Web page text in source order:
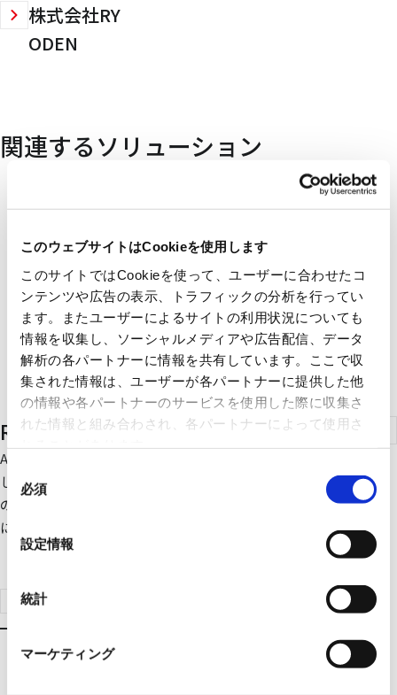
このウェブサイトはCookieを使用します
このサイトではCookieを使って、ユーザーに合わせたコ
ンテンツや広告の表示、トラフィックの分析を行ってい
ます。またユーザーによるサイトの利用状況についても
情報を収集し、ソーシャルメディアや広告配信、データ
解析の各パートナーに情報を共有しています。ここで収
集された情報は、ユーザーが各パートナーに提供した他
の情報や各パートナーのサービスを使用した際に収集さ
れた情報と組み合わされ、各パートナーによって使用さ
意
の
選
必須
設定情報
統計
マーケティング
株式会社RY
ODEN
関連するソリューション
RFIDクラウドサービス
ATLAS-Things は RFID や QR に代表される自動認識技術を活用
し、 モノの入出荷を記録するためのクラウドサービスです。 従来
の入出荷管理サービスのような数量管理ではなく、 自動認識技術
により『個品管理』を実現します。
ソリューション検索はこちらへ